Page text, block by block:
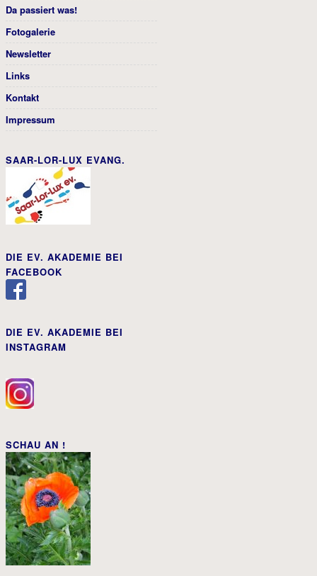
Da passiert was!
Fotogalerie
Newsletter
Links
Kontakt
Impressum
SAAR-LOR-LUX EVANG.
DIE EV. AKADEMIE BEI
FACEBOOK
DIE EV. AKADEMIE BEI
INSTAGRAM
SCHAU AN !